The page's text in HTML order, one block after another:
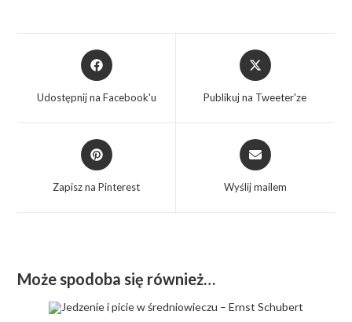
Udostępnij na Facebook'u Publikuj na Tweeter'ze
Zapisz na Pinterest Wyślij mailem
Może spodoba się również…